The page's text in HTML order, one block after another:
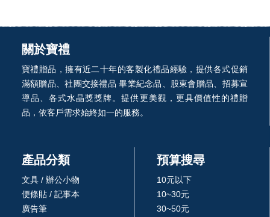
關於寶禮
寶禮贈品，擁有近二十年的客製化禮品經驗，提供各式促銷
滿額贈品、社團交接禮品 畢業紀念品、股東會贈品、招募宣
導品、各式水晶獎獎牌。提供更美觀，更具價值性的禮贈
品，依客戶需求始終如一的服務。
產品分類
文具 / 辦公小物
便條貼 / 記事本
廣告筆
預算搜尋
10元以下
10~30元
30~50元